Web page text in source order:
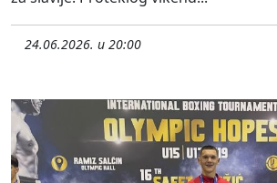
24.06.2026. u 20:00